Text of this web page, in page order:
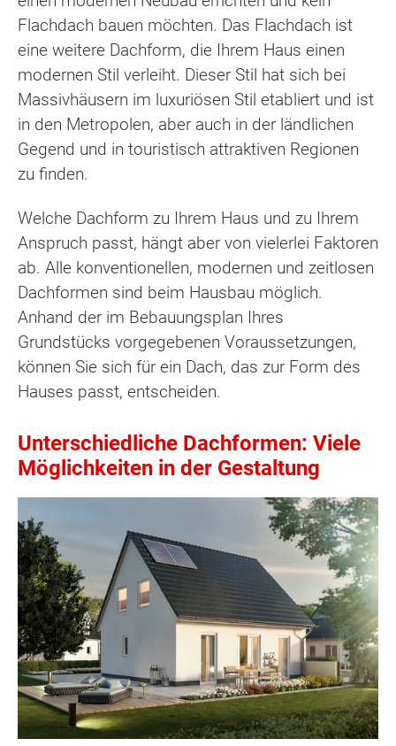
Flachdach bauen möchten. Das Flachdach ist
eine weitere Dachform, die Ihrem Haus einen
modernen Stil verleiht. Dieser Stil hat sich bei
Massivhäusern im luxuriösen Stil etabliert und ist
in den Metropolen, aber auch in der ländlichen
Gegend und in touristisch attraktiven Regionen
zu finden.
Welche Dachform zu Ihrem Haus und zu Ihrem
Anspruch passt, hängt aber von vielerlei Faktoren
ab. Alle konventionellen, modernen und zeitlosen
Dachformen sind beim Hausbau möglich.
Anhand der im Bebauungsplan Ihres
Grundstücks vorgegebenen Voraussetzungen,
können Sie sich für ein Dach, das zur Form des
Hauses passt, entscheiden.
Unterschiedliche Dachformen: Viele
Möglichkeiten in der Gestaltung